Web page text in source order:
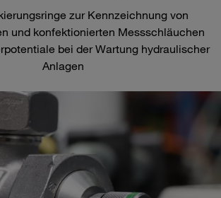
zur Kennzeichnung von
und konfektionierten Messschläuchen
bei der Wartung hydraulischer
Anlagen